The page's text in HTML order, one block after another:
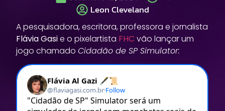
Leon Cleveland
A pesquisadora, escritora, professora e jornalista
Flávia Gasie o pixelartista FHCvão lançar um
jogo chamadoCidadão de SP Simulator: